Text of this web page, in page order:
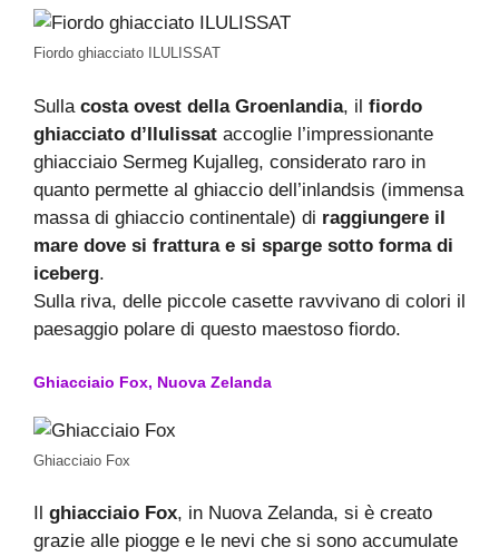
Fiordo ghiacciato ILULISSAT
Sulla costa ovest della Groenlandia, il fiordo
ghiacciato d’Ilulissat accoglie l’impressionante
ghiacciaio Sermeg Kujalleg, considerato raro in
quanto permette al ghiaccio dell’inlandsis (immensa
massa di ghiaccio continentale) di raggiungere il
mare dove si frattura e si sparge sotto forma di
iceberg.
Sulla riva, delle piccole casette ravvivano di colori il
paesaggio polare di questo maestoso fiordo.
Ghiacciaio Fox, Nuova Zelanda
Ghiacciaio Fox
ghiacciaio Fox, in Nuova Zelanda, si è creato
grazie alle piogge e le nevi che si sono accumulate